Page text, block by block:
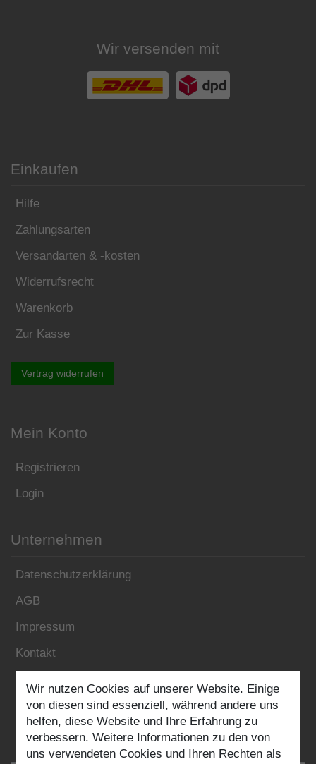
Wir versenden mit
Einkaufen
Hilfe
Zahlungsarten
Versandarten & -kosten
Widerrufsrecht
Warenkorb
Zur Kasse
Vertrag widerrufen
Mein Konto
Registrieren
Login
Unternehmen
Datenschutzerklärung
AGB
Impressum
Kontakt
Folgen Sie uns:
Wir nutzen Cookies auf unserer Website. Einige
von diesen sind essenziell, während andere uns
helfen, diese Website und Ihre Erfahrung zu
verbessern. Weitere Informationen zu den von
uns verwendeten Cookies und Ihren Rechten als